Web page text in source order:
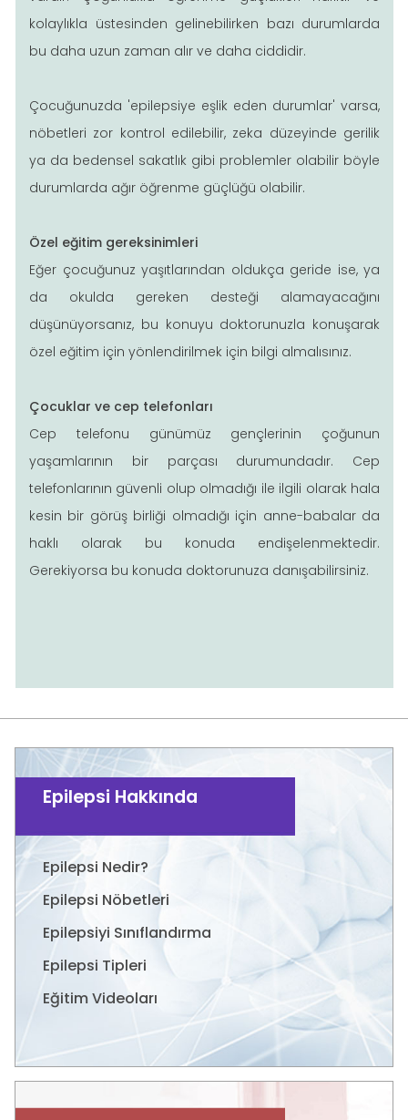
kolaylıkla üstesinden gelinebilirken bazı durumlarda
bu daha uzun zaman alır ve daha ciddidir.
Çocuğunuzda 'epilepsiye eşlik eden durumlar' varsa,
nöbetleri zor kontrol edilebilir, zeka düzeyinde gerilik
ya da bedensel sakatlık gibi problemler olabilir böyle
durumlarda ağır öğrenme güçlüğü olabilir.
Özel eğitim gereksinimleri
Eğer çocuğunuz yaşıtlarından oldukça geride ise, ya
da okulda gereken desteği alamayacağını
düşünüyorsanız, bu konuyu doktorunuzla konuşarak
özel eğitim için yönlendirilmek için bilgi almalısınız.
Çocuklar ve cep telefonları
Cep telefonu günümüz gençlerinin çoğunun
yaşamlarının bir parçası durumundadır. Cep
telefonlarının güvenli olup olmadığı ile ilgili olarak hala
kesin bir görüş birliği olmadığı için anne-babalar da
haklı olarak bu konuda endişelenmektedir.
Gerekiyorsa bu konuda doktorunuza danışabilirsiniz.
Epilepsi Hakkında
Epilepsi Nedir?
Epilepsi Nöbetleri
Epilepsiyi Sınıflandırma
Epilepsi Tipleri
Eğitim Videoları